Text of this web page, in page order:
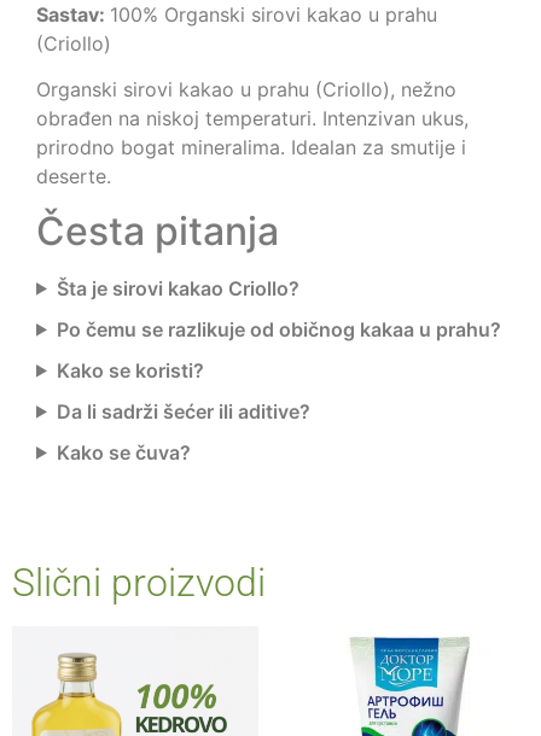
Sastav: 100% Organski sirovi kakao u prahu
(Criollo)
Organski sirovi kakao u prahu (Criollo), nežno
obrađen na niskoj temperaturi. Intenzivan ukus,
prirodno bogat mineralima. Idealan za smutije i
deserte.
Česta pitanja
Šta je sirovi kakao Criollo?
Po čemu se razlikuje od običnog kakaa u prahu?
Kako se koristi?
Da li sadrži šećer ili aditive?
Kako se čuva?
Slični proizvodi